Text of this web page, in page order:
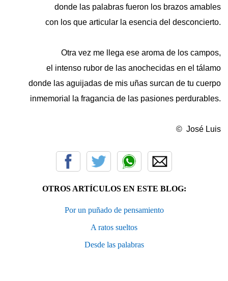
donde las palabras fueron los brazos amables
con los que articular la esencia del desconcierto.
Otra vez me llega ese aroma de los campos,
el intenso rubor de las anochecidas en el tálamo
donde las aguijadas de mis uñas surcan de tu cuerpo
inmemorial la fragancia de las pasiones perdurables.
© José Luis
OTROS ARTÍCULOS EN ESTE BLOG:
Por un puñado de pensamiento
A ratos sueltos
Desde las palabras